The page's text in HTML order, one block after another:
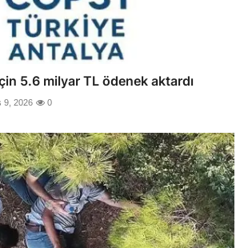
5.6 milyar TL ödenek aktardı
9, 2026 0